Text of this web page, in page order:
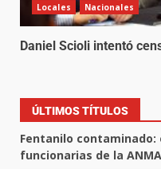
Locales Nacionales
Daniel Scioli intentó
ÚLTIMOS TÍTULOS
Fentanilo contaminado:
funcionarias de la